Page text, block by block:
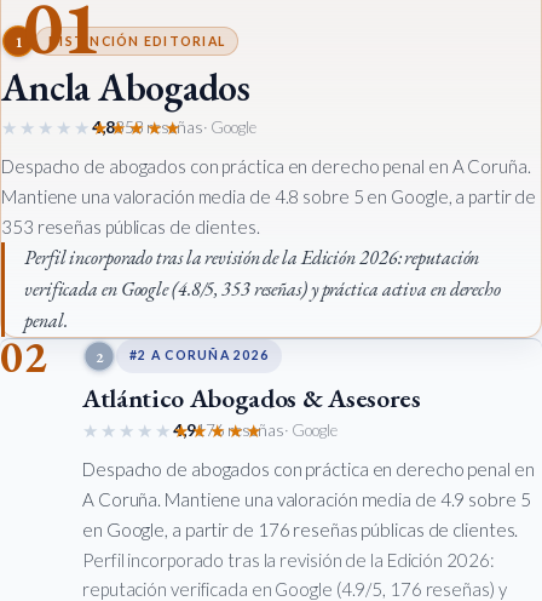
01
1 DISTINCIÓN EDITORIAL
Ancla Abogados
★★★★★★★★★★
4,8353 reseñas· Google
Despacho de abogados con práctica en derecho penal en A Coruña.
Mantiene una valoración media de 4.8 sobre 5 en Google, a partir de
353 reseñas públicas de clientes.
Perfil incorporado tras la revisión de la Edición 2026: reputación
verificada en Google (4.8/5, 353 reseñas) y práctica activa en derecho
penal.
02 2 #2 A CORUÑA 2026
Atlántico Abogados & Asesores
★★★★★★★★★★
4,9176 reseñas· Google
Despacho de abogados con práctica en derecho penal en
A Coruña. Mantiene una valoración media de 4.9 sobre 5
en Google, a partir de 176 reseñas públicas de clientes.
Perfil incorporado tras la revisión de la Edición 2026:
reputación verificada en Google (4.9/5, 176 reseñas) y